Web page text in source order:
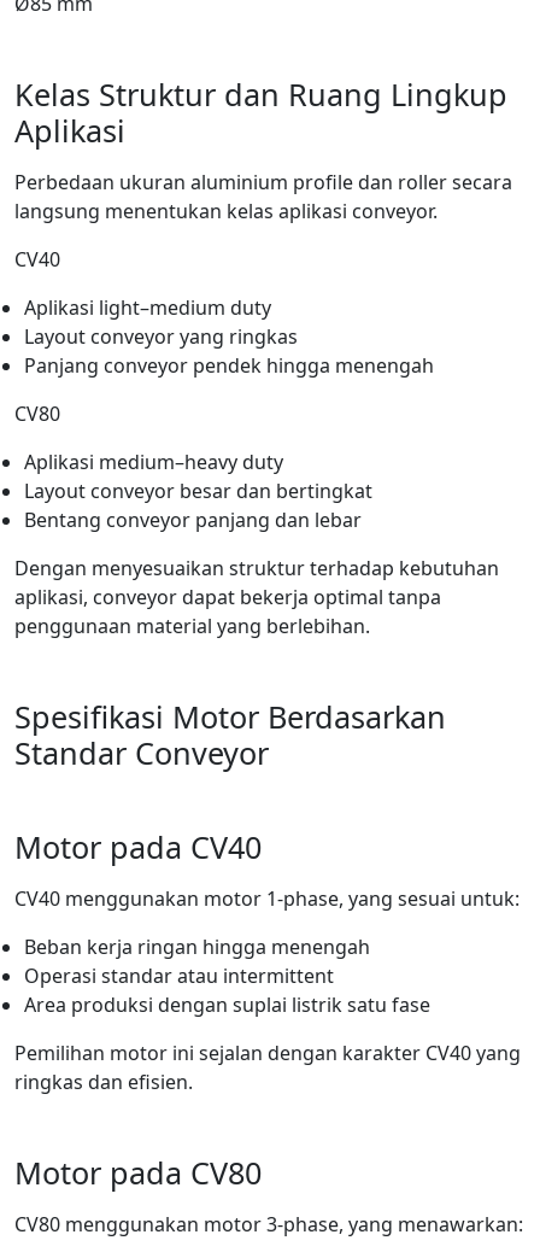
Kelas Struktur dan Ruang Lingkup
Aplikasi
Perbedaan ukuran aluminium profile dan roller secara
langsung menentukan kelas aplikasi conveyor.
CV40
Aplikasi light–medium duty
Layout conveyor yang ringkas
Panjang conveyor pendek hingga menengah
CV80
Aplikasi medium–heavy duty
Layout conveyor besar dan bertingkat
Bentang conveyor panjang dan lebar
Dengan menyesuaikan struktur terhadap kebutuhan
aplikasi, conveyor dapat bekerja optimal tanpa
penggunaan material yang berlebihan.
Spesifikasi Motor Berdasarkan
Standar Conveyor
Motor pada CV40
CV40 menggunakan motor 1-phase, yang sesuai untuk:
Beban kerja ringan hingga menengah
Operasi standar atau intermittent
Area produksi dengan suplai listrik satu fase
Pemilihan motor ini sejalan dengan karakter CV40 yang
ringkas dan efisien.
Motor pada CV80
CV80 menggunakan motor 3-phase, yang menawarkan: